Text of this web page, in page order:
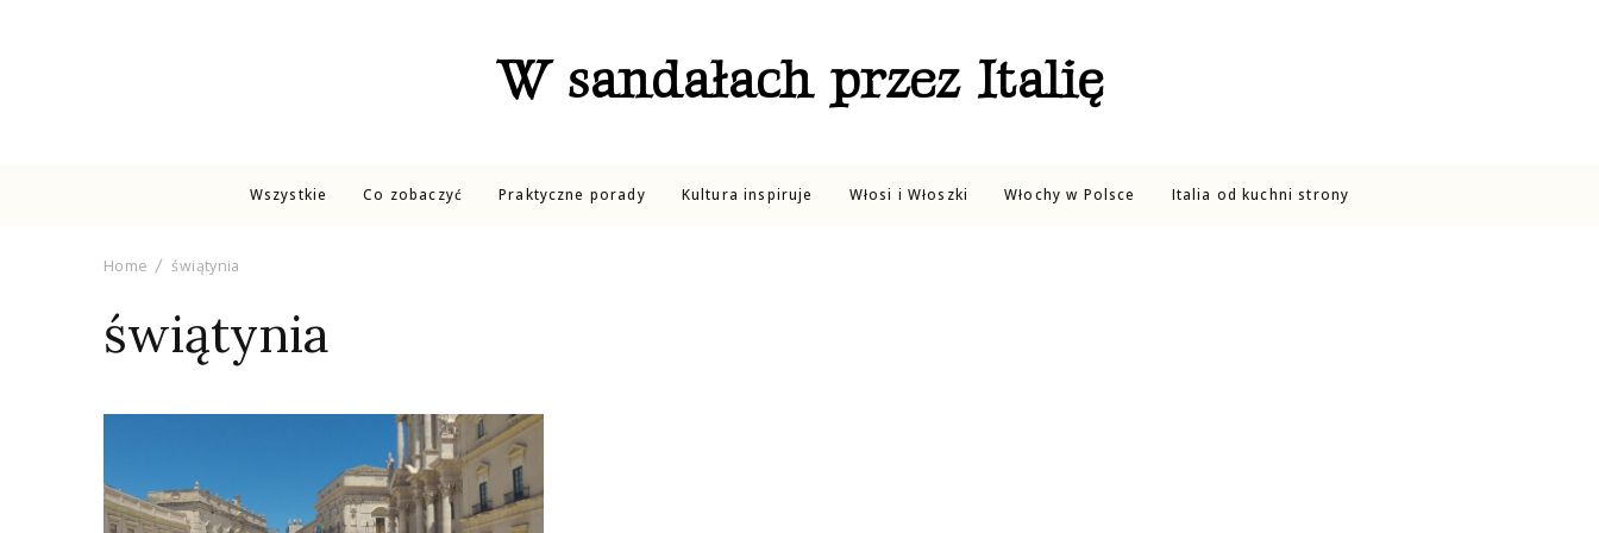
W sandałach przez Italię
Wszystkie Co zobaczyć Praktyczne porady Kultura inspiruje Włosi i Włoszki Włochy w Polsce Italia od kuchni strony
Home świątynia
świątynia